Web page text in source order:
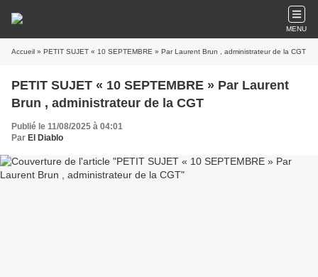
MENU
Accueil » PETIT SUJET « 10 SEPTEMBRE » Par Laurent Brun , administrateur de la CGT
PETIT SUJET « 10 SEPTEMBRE » Par Laurent
Brun , administrateur de la CGT
Publié le 11/08/2025 à 04:01
Par El Diablo